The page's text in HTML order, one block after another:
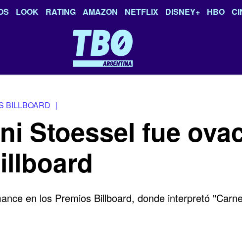
LOOK RATING AMAZON NETFLIX DISNEY+ HBO
BILLBOARD |
Stoessel fue
en los Premios Billboard, donde interpretó